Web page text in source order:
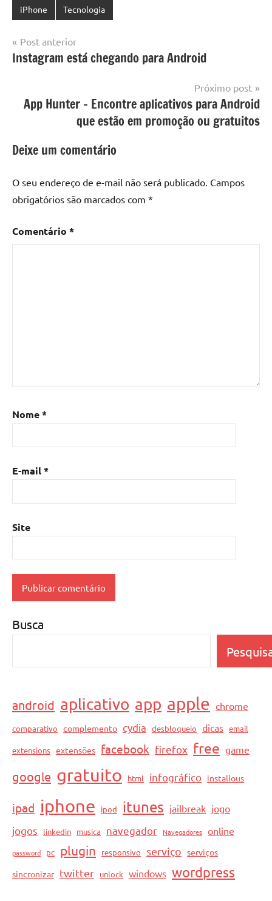
iPhone Tecnologia
Navegação
de
Post anterior
Instagram está chegando para Android
Próximo post
App Hunter – Encontre aplicativos para Android
que estão em promoção ou gratuitos
Deixe um comentário
O seu endereço de e-mail não será publicado. Campos
obrigatórios são marcados com *
Comentário *
Nome*
E-mail*
Site
Busca
android aplicativo app apple chrome
comparativo complemento cydia desbloqueio dicas email
extensions extensões facebook firefox free game
google gratuito html infográfico installous
ipad iphone ipod itunes jailbreak jogo
jogos linkedin musica navegador Navegadores online
password pc plugin responsivo serviço serviços
sincronizar twitter unlock windows wordpress